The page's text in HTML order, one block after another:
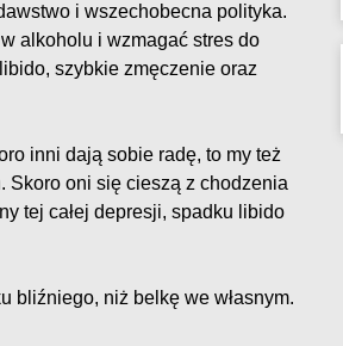
i wszechobecna polityka.
alkoholu i wzmagać stres do
szybkie zmęczenie oraz
inni dają sobie radę, to my też
Skoro oni się cieszą z chodzenia
tej całej depresji, spadku libido
bliźniego, niż belkę we własnym.